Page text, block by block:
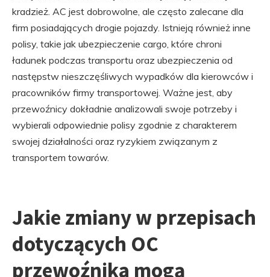
kradzież. AC jest dobrowolne, ale często zalecane dla
firm posiadających drogie pojazdy. Istnieją również inne
polisy, takie jak ubezpieczenie cargo, które chroni
ładunek podczas transportu oraz ubezpieczenia od
następstw nieszczęśliwych wypadków dla kierowców i
pracowników firmy transportowej. Ważne jest, aby
przewoźnicy dokładnie analizowali swoje potrzeby i
wybierali odpowiednie polisy zgodnie z charakterem
swojej działalności oraz ryzykiem związanym z
transportem towarów.
Jakie zmiany w przepisach
dotyczących OC
przewoźnika mogą